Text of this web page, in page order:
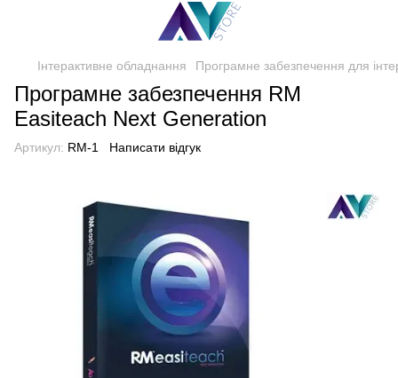
Інтерактивне обладнання Програмне забезпечення для
Програмне забезпечення RM
Easiteach Next Generation
Артикул: RM-1 Написати відгук